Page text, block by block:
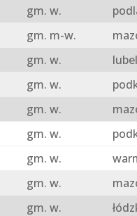
gm. w.
gm. m-w.
gm. w.
gm. w.
gm. w.
gm. w.
gm. w.
gm. w.
gm. w.